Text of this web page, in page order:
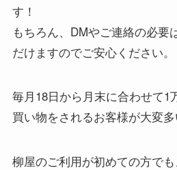
す！
もちろん、DMやご連絡の必要
だけますのでご安心ください。
毎月18日から月末に合わせて1
買い物をされるお客様が大変
柳屋のご利用が初めての方で